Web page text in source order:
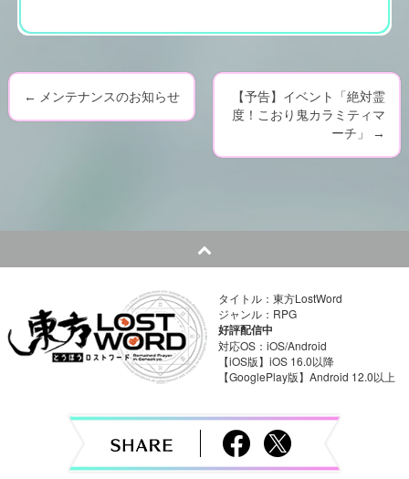
P
n
v
← メンテナンスのお知らせ
【予告】イベント「絶対霊
度！こおり鬼カラミティマ
ーチ」
→
タイトル：東方LostWord
ジャンル：RPG
好評配信中
対応OS：iOS/Android
【iOS版】iOS 16.0以降
【GooglePlay版】Android 12.0以上